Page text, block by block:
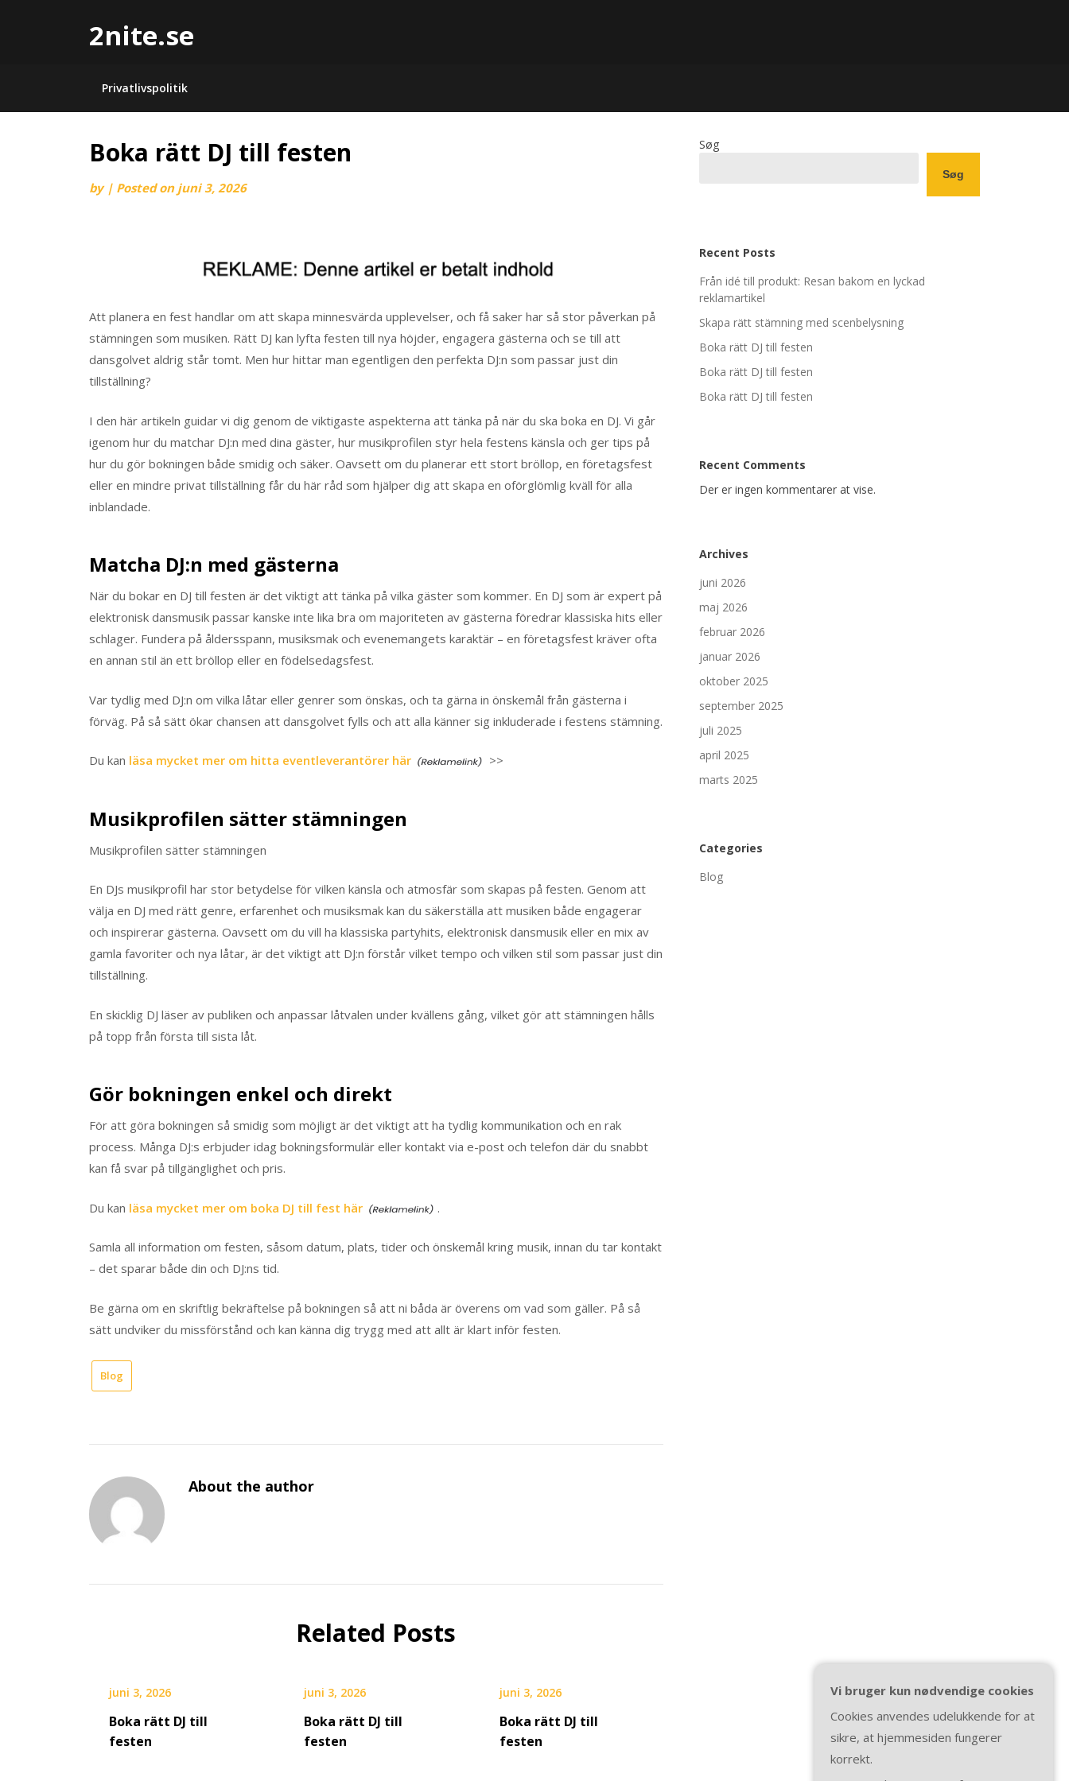
2nite.se
Privatlivspolitik
Boka rätt DJ till festen
by | Posted on juni 3, 2026
Att planera en fest handlar om att skapa minnesvärda upplevelser, och få saker har så stor påverkan på
stämningen som musiken. Rätt DJ kan lyfta festen till nya höjder, engagera gästerna och se till att
dansgolvet aldrig står tomt. Men hur hittar man egentligen den perfekta DJ:n som passar just din
tillställning?
I den här artikeln guidar vi dig genom de viktigaste aspekterna att tänka på när du ska boka en DJ. Vi går
igenom hur du matchar DJ:n med dina gäster, hur musikprofilen styr hela festens känsla och ger tips på
hur du gör bokningen både smidig och säker. Oavsett om du planerar ett stort bröllop, en företagsfest
eller en mindre privat tillställning får du här råd som hjälper dig att skapa en oförglömlig kväll för alla
inblandade.
Matcha DJ:n med gästerna
När du bokar en DJ till festen är det viktigt att tänka på vilka gäster som kommer. En DJ som är expert på
elektronisk dansmusik passar kanske inte lika bra om majoriteten av gästerna föredrar klassiska hits eller
schlager. Fundera på åldersspann, musiksmak och evenemangets karaktär – en företagsfest kräver ofta
en annan stil än ett bröllop eller en födelsedagsfest.
Var tydlig med DJ:n om vilka låtar eller genrer som önskas, och ta gärna in önskemål från gästerna i
förväg. På så sätt ökar chansen att dansgolvet fylls och att alla känner sig inkluderade i festens stämning.
Du kan läsa mycket mer om hitta eventleverantörer här >>
Musikprofilen sätter stämningen
Musikprofilen sätter stämningen
En DJs musikprofil har stor betydelse för vilken känsla och atmosfär som skapas på festen. Genom att
välja en DJ med rätt genre, erfarenhet och musiksmak kan du säkerställa att musiken både engagerar
och inspirerar gästerna. Oavsett om du vill ha klassiska partyhits, elektronisk dansmusik eller en mix av
gamla favoriter och nya låtar, är det viktigt att DJ:n förstår vilket tempo och vilken stil som passar just din
tillställning.
En skicklig DJ läser av publiken och anpassar låtvalen under kvällens gång, vilket gör att stämningen hålls
på topp från första till sista låt.
Gör bokningen enkel och direkt
För att göra bokningen så smidig som möjligt är det viktigt att ha tydlig kommunikation och en rak
process. Många DJ:s erbjuder idag bokningsformulär eller kontakt via e-post och telefon där du snabbt
kan få svar på tillgänglighet och pris.
Du kan läsa mycket mer om boka DJ till fest här .
Samla all information om festen, såsom datum, plats, tider och önskemål kring musik, innan du tar kontakt
– det sparar både din och DJ:ns tid.
Be gärna om en skriftlig bekräftelse på bokningen så att ni båda är överens om vad som gäller. På så
sätt undviker du missförstånd och kan känna dig trygg med att allt är klart inför festen.
Blog
About the author
Related Posts
juni 3, 2026
Boka rätt DJ till
festen
juni 3, 2026
Boka rätt DJ till
festen
juni 3, 2026
Boka rätt DJ till
festen
Søg
Søg
Recent Posts
Från idé till produkt: Resan bakom en lyckad
reklamartikel
Skapa rätt stämning med scenbelysning
Boka rätt DJ till festen
Boka rätt DJ till festen
Boka rätt DJ till festen
Recent Comments
Der er ingen kommentarer at vise.
Archives
juni 2026
maj 2026
februar 2026
januar 2026
oktober 2025
september 2025
juli 2025
april 2025
marts 2025
Categories
Blog
Vi bruger kun nødvendige cookies
Cookies anvendes udelukkende for at
sikre, at hjemmesiden fungerer
korrekt.